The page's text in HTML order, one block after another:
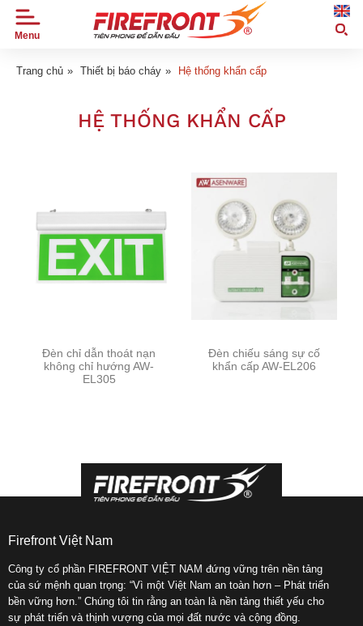
Menu
CHỦ
Trang chủ » Thiết bị báo cháy » Hệ thống khẩn cấp
HỆ THỐNG KHẨN CẤP
Đèn chỉ dẫn thoát nạn
không chỉ hướng AW-
EL305
Đèn chiếu sáng sự cố
khẩn cấp AW-EL206
Firefront Việt Nam
Công ty cổ phần FIREFRONT VIỆT NAM đứng vững trên nền tảng
của sứ mệnh quan trọng: “Vì một Việt Nam an toàn hơn – Phát triển
bền vững hơn.” Chúng tôi tin rằng an toàn là nền tảng thiết yếu cho
sự phát triển và thịnh vượng của mọi đất nước và cộng đồng.